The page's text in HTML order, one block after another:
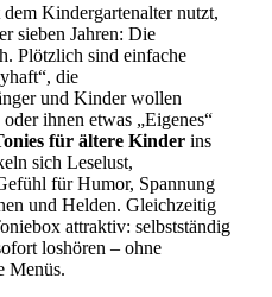
dem Kindergartenalter nutzt,
sieben Jahren: Die
Plötzlich sind einfache
die
und Kinder wollen
ihnen etwas „Eigenes“
für ältere Kinder ins
sich Leselust,
für Humor, Spannung
und Helden. Gleichzeitig
attraktiv: selbstständig
loshören – ohne
Menüs.